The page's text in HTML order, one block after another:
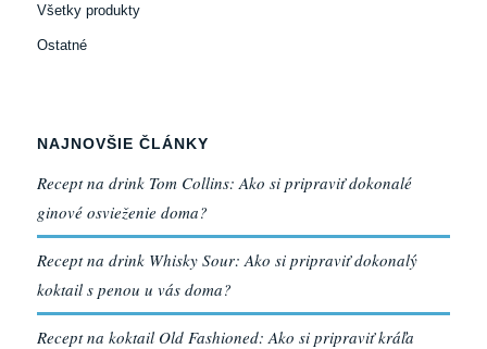
Všetky produkty
Ostatné
NAJNOVŠIE ČLÁNKY
Recept na drink Tom Collins: Ako si pripraviť dokonalé
ginové osvieženie doma?
Recept na drink Whisky Sour: Ako si pripraviť dokonalý
koktail s penou u vás doma?
Recept na koktail Old Fashioned: Ako si pripraviť kráľa